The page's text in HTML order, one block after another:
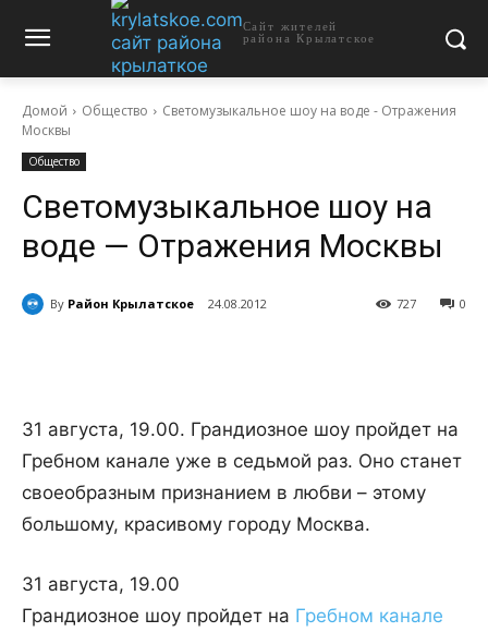
Сайт жителей
района Крылатское
Домой Общество
Светомузыкальное шоу на воде - Отражения
Москвы
Общество
Светомузыкальное шоу на
воде — Отражения Москвы
By Район Крылатское 24.08.2012 0
727
31 августа, 19.00. Грандиозное шоу пройдет на
Гребном канале уже в седьмой раз. Оно станет
своеобразным признанием в любви – этому
большому, красивому городу Москва.
31 августа, 19.00
Грандиозное шоу пройдет на Гребном канале